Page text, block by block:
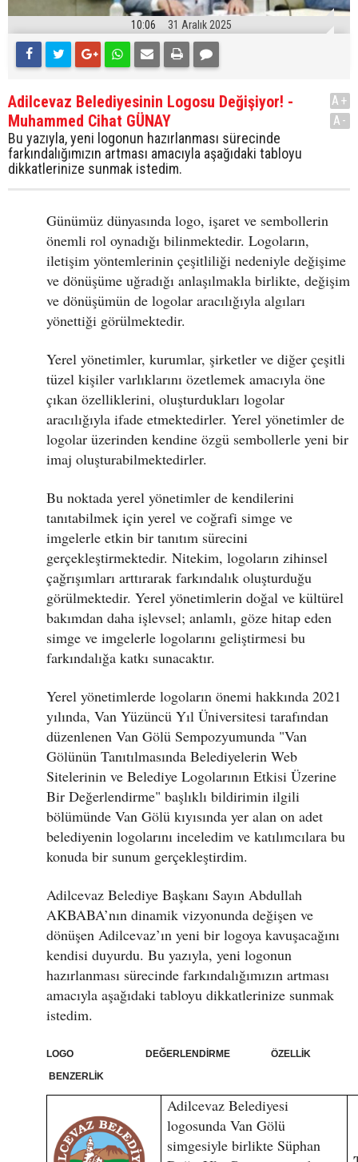
10:06 31 Aralık 2025
Adilcevaz Belediyesinin Logosu Değişiyor! -
Muhammed Cihat GÜNAY
Bu yazıyla, yeni logonun hazırlanması sürecinde
farkındalığımızın artması amacıyla aşağıdaki tabloyu
dikkatlerinize sunmak istedim.
A+
A-
Günümüz dünyasında logo, işaret ve sembollerin
önemli rol oynadığı bilinmektedir. Logoların,
iletişim yöntemlerinin çeşitliliği nedeniyle değişime
ve dönüşüme uğradığı anlaşılmakla birlikte, değişim
ve dönüşümün de logolar aracılığıyla algıları
yönettiği görülmektedir.
Yerel yönetimler, kurumlar, şirketler ve diğer çeşitli
tüzel kişiler varlıklarını özetlemek amacıyla öne
çıkan özelliklerini, oluşturdukları logolar
aracılığıyla ifade etmektedirler. Yerel yönetimler de
logolar üzerinden kendine özgü sembollerle yeni bir
imaj oluşturabilmektedirler.
Bu noktada yerel yönetimler de kendilerini
tanıtabilmek için yerel ve coğrafi simge ve
imgelerle etkin bir tanıtım sürecini
gerçekleştirmektedir. Nitekim, logoların zihinsel
çağrışımları arttırarak farkındalık oluşturduğu
görülmektedir. Yerel yönetimlerin doğal ve kültürel
bakımdan daha işlevsel; anlamlı, göze hitap eden
simge ve imgelerle logolarını geliştirmesi bu
farkındalığa katkı sunacaktır.
Yerel yönetimlerde logoların önemi hakkında 2021
yılında, Van Yüzüncü Yıl Üniversitesi tarafından
düzenlenen Van Gölü Sempozyumunda "Van
Gölünün Tanıtılmasında Belediyelerin Web
Sitelerinin ve Belediye Logolarının Etkisi Üzerine
Bir Değerlendirme" başlıklı bildirimin ilgili
bölümünde Van Gölü kıyısında yer alan on adet
belediyenin logolarını inceledim ve katılımcılara bu
konuda bir sunum gerçekleştirdim.
Adilcevaz Belediye Başkanı Sayın Abdullah
AKBABA’nın dinamik vizyonunda değişen ve
dönüşen Adilcevaz’ın yeni bir logoya kavuşacağını
kendisi duyurdu. Bu yazıyla, yeni logonun
hazırlanması sürecinde farkındalığımızın artması
amacıyla aşağıdaki tabloyu dikkatlerinize sunmak
istedim.
LOGO DEĞERLENDİRME ÖZELLİK
BENZERLİK
Adilcevaz Belediyesi
logosunda Van Gölü
simgesiyle birlikte Süphan